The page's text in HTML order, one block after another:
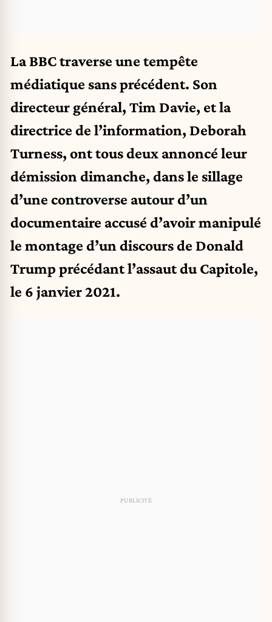
La BBC traverse une tempête
médiatique sans précédent. Son
directeur général, Tim Davie, et la
directrice de l’information, Deborah
Turness, ont tous deux annoncé leur
démission dimanche, dans le sillage
d’une controverse autour d’un
documentaire accusé d’avoir manipulé
le montage d’un discours de Donald
Trump précédant l’assaut du Capitole,
le 6 janvier 2021.